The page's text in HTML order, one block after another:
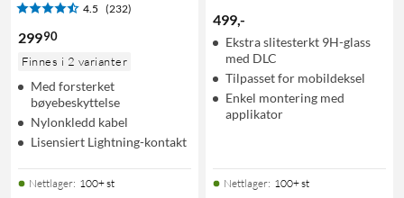
4.5 (232)
29990
Finnes i 2 varianter
Med forsterket
bøyebeskyttelse
Nylonkledd kabel
Lisensiert Lightning-kontakt
Nettlager: 100+ st
499,-
Ekstra slitesterkt 9H-glass
med DLC
Tilpasset for mobildeksel
Enkel montering med
applikator
Nettlager: 100+ st